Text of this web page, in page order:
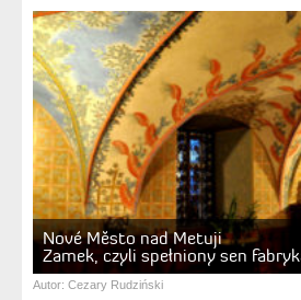
Nové Město nad Metuji
Zamek, czyli spełniony sen
Autor: Cezary Rudziński